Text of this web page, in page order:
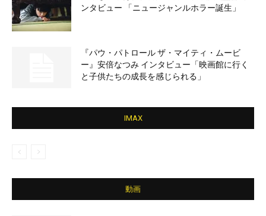
ンタビュー 「ニュージャンルホラー誕生」
『パウ・パトロール ザ・マイティ・ムービ
ー』安倍なつみ インタビュー「映画館に行く
と子供たちの成長を感じられる」
IMAX
動画